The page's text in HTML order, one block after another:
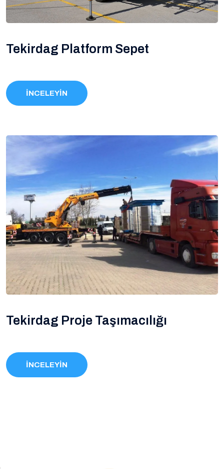
Tekirdag Platform Sepet
İNCELEYİN
Tekirdag Proje Taşımacılığı
İNCELEYİN